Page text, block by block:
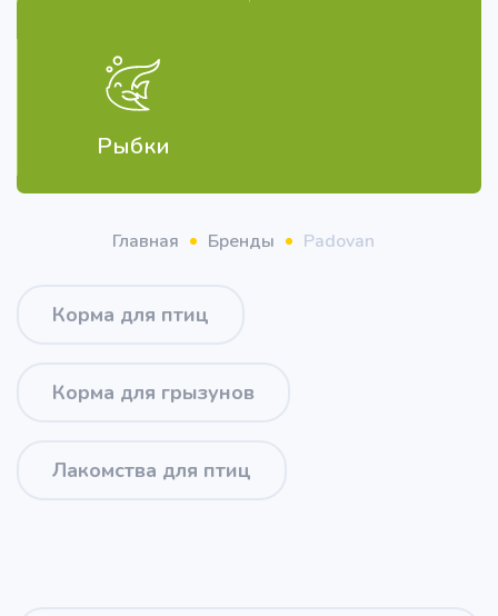
Рыбки
Главная Бренды Padovan
Корма для птиц
Корма для грызунов
Лакомства для птиц